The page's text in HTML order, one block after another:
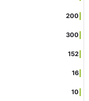
200
300
152
16
10